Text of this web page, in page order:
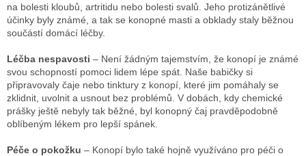
na bolesti kloubů, artritidu nebo bolesti svalů. Jeho protizánětlivé
účinky byly známé, a tak se konopné masti a obklady staly běžnou
součástí domácí léčby.
Léčba nespavosti – Není žádným tajemstvím, že konopí je známé
svou schopností pomoci lidem lépe spát. Naše babičky si
připravovaly čaje nebo tinktury z konopí, které jim pomáhaly se
zklidnit, uvolnit a usnout bez problémů. V dobách, kdy chemické
prášky ještě nebyly tak běžné, byl konopný čaj pravděpodobně
oblíbeným lékem pro lepší spánek.
Péče o pokožku – Konopí bylo také hojně využíváno pro péči o